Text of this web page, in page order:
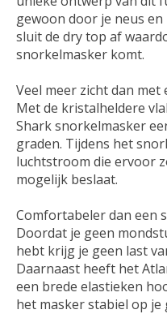
gewoon door je neus
sluit de dry top af
snorkelmasker komt.
Veel meer zicht dan
Met de kristalheldere
Shark snorkelmasker
graden. Tijdens het
luchtstroom die ervoor
mogelijk beslaat.
Comfortabeler dan een
Doordat je geen
hebt krijg je geen last
Daarnaast heeft het
een brede elastieken
het masker stabiel op je